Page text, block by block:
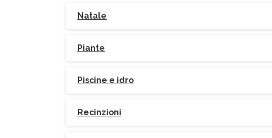
Natale
Piante
Piscine e idro
Recinzioni